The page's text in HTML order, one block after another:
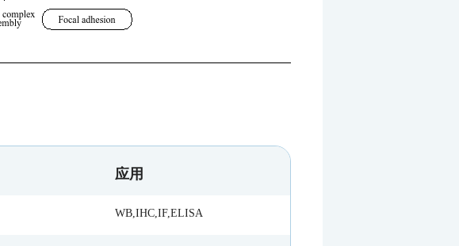
应用
WB,IHC,IF,ELISA